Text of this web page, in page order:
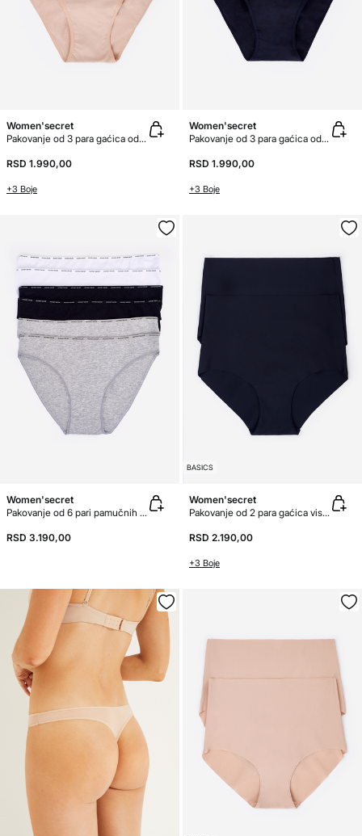
Women'secret
Pakovanje od 3 para gaćica od mikrovlakna
RSD 1.990,00
+3 Boje
Women'secret
Pakovanje od 3 para gaćica od mikrovlakna
RSD 1.990,00
+3 Boje
Women'secret
Pakovanje od 6 pari pamučnih gaćica
RSD 3.190,00
BASICS
Women'secret
Pakovanje od 2 para gaćica visokog struka
RSD 2.190,00
+3 Boje